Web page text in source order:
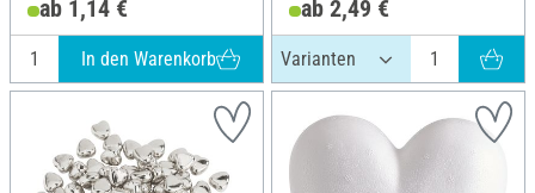
ab 1,14 €
In den Warenkorb
ab 2,49 €